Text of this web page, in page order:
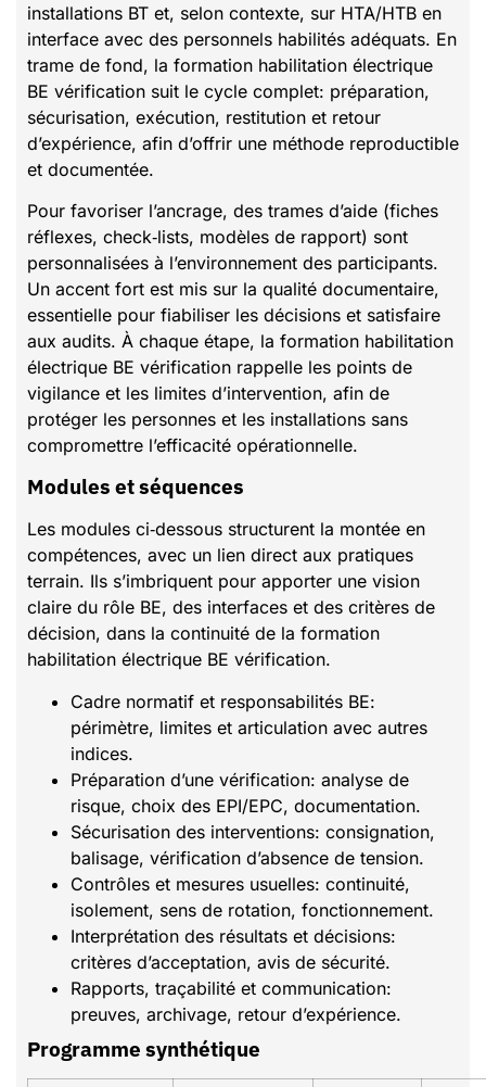
installations BT et, selon contexte, sur HTA/HTB en
interface avec des personnels habilités adéquats. En
trame de fond, la formation habilitation électrique
BE vérification suit le cycle complet: préparation,
sécurisation, exécution, restitution et retour
d’expérience, afin d’offrir une méthode reproductible
et documentée.
Pour favoriser l’ancrage, des trames d’aide (fiches
réflexes, check‑lists, modèles de rapport) sont
personnalisées à l’environnement des participants.
Un accent fort est mis sur la qualité documentaire,
essentielle pour fiabiliser les décisions et satisfaire
aux audits. À chaque étape, la formation habilitation
électrique BE vérification rappelle les points de
vigilance et les limites d’intervention, afin de
protéger les personnes et les installations sans
compromettre l’efficacité opérationnelle.
Modules et séquences
Les modules ci‑dessous structurent la montée en
compétences, avec un lien direct aux pratiques
terrain. Ils s’imbriquent pour apporter une vision
claire du rôle BE, des interfaces et des critères de
décision, dans la continuité de la formation
habilitation électrique BE vérification.
Cadre normatif et responsabilités BE:
périmètre, limites et articulation avec autres
indices.
Préparation d’une vérification: analyse de
risque, choix des EPI/EPC, documentation.
Sécurisation des interventions: consignation,
balisage, vérification d’absence de tension.
Contrôles et mesures usuelles: continuité,
isolement, sens de rotation, fonctionnement.
Interprétation des résultats et décisions:
critères d’acceptation, avis de sécurité.
Rapports, traçabilité et communication:
preuves, archivage, retour d’expérience.
Programme synthétique